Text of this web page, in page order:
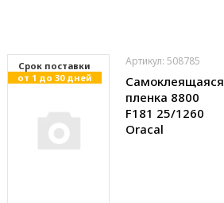
Cрок поставки
от 1 до 30 дней
Артикул: 508785
Самоклеящаяся
пленка 8800
F181 25/1260
Oracal